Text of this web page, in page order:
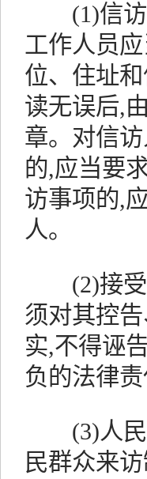
(1)信访
工作人员
位、住址
读无误后,
章。对信
的,应当要
访事项的,
人。
(2)接受
须对其控
实,不得诬
负的法律责
(3)人民
民群众来